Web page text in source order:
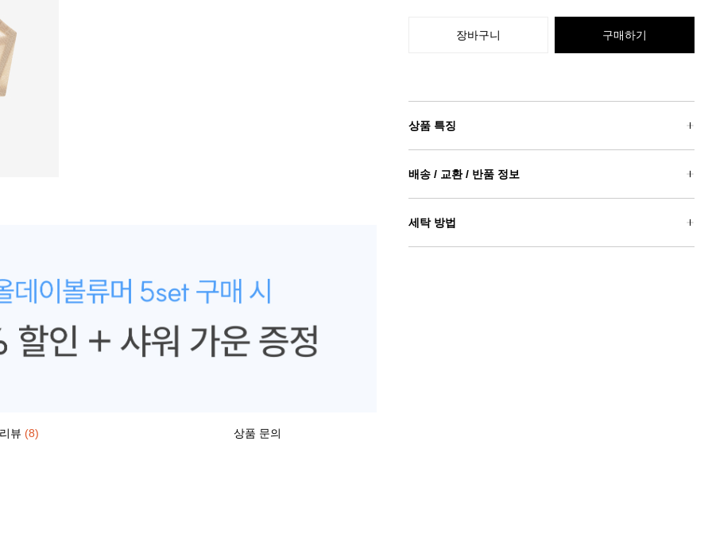
뷰 (8) 상품 문의
장바구니 구매하기
상품 특징
배송 / 교환 / 반품 정보
세탁 방법